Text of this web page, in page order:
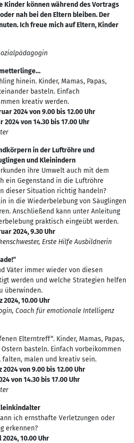
Kinder können während des Vortrags
nah bei den Eltern bleiben. Der
Ich freue mich auf Eltern, Kinder
hinein. Kinder, Mamas, Papas,
basteln. Einfach
kreativ werden.
2024 von 9.00 bis 12.00 Uhr
2024 von 14.30 bis 17.00 Uhr
in der Luftröhre und
und Kleinindern
ihre Umwelt auch mit dem
ein Gegenstand in die Luftröhre
dieser Situation richtig handeln?
in die Wiederbelebung von Säuglingen
Anschließend kann unter Anleitung
praktisch eingeübt werden.
2024, 9.30 Uhr
Erste Hilfe Ausbildnerin
Väter immer wieder von diesen
werden und welche Strategien helfen
überwinden.
2024, 10.00 Uhr
Coach für emotionale Intelligenz
Elterntreff“. Kinder, Mamas, Papas,
basteln. Einfach vorbeikommen
malen und kreativ sein.
2024 von 9.00 bis 12.00 Uhr
von 14.30 bis 17.00 Uhr
ich ernsthafte Verletzungen oder
erkennen?
10.00 Uhr